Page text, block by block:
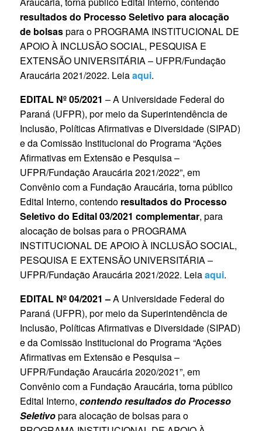
resultados do Processo Seletivo para alocação
de bolsaspara o PROGRAMA INSTITUCIONAL DE
APOIO À INCLUSÃO SOCIAL, PESQUISA E
EXTENSÃO UNIVERSITÁRIA – UFPR/Fundação
Araucária 2021/2022. Leiaaqui.
EDITAL Nº 05/2021 – A Universidade Federal do
Paraná (UFPR), por meio da Superintendência de
Inclusão, Políticas Afirmativas e Diversidade (SIPAD)
e da Comissão Institucional do Programa “Ações
Afirmativas em Extensão e Pesquisa –
UFPR/Fundação Araucária 2021/2022”, em
Convênio com a Fundação Araucária, torna público
Edital Interno, contendo resultados do Processo
Seletivo do Edital 03/2021 complementar, para
alocação de bolsas para o PROGRAMA
INSTITUCIONAL DE APOIO À INCLUSÃO SOCIAL,
PESQUISA E EXTENSÃO UNIVERSITÁRIA –
UFPR/Fundação Araucária 2021/2022. Leiaaqui.
EDITAL Nº 04/2021 –A Universidade Federal do
Paraná (UFPR), por meio da Superintendência de
Inclusão, Políticas Afirmativas e Diversidade (SIPAD)
e da Comissão Institucional do Programa “Ações
Afirmativas em Extensão e Pesquisa –
UFPR/Fundação Araucária 2020/2021”, em
Convênio com a Fundação Araucária, torna público
Edital Interno, contendo resultados do Processo
Seletivopara alocação de bolsas para o